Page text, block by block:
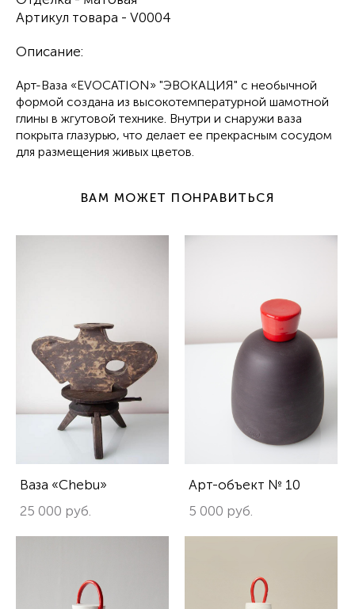
Артикул товара - V0004
Описание:
Арт-Ваза «EVOCATION» "ЭВОКАЦИЯ" с необычной
формой создана из высокотемпературной шамотной
глины в жгутовой технике. Внутри и снаружи ваза
покрыта глазурью, что делает ее прекрасным сосудом
для размещения живых цветов.
ВАМ МОЖЕТ ПОНРАВИТЬСЯ
Ваза «Chebu»
25 000 pуб.
Арт-объект № 10
5 000 pуб.